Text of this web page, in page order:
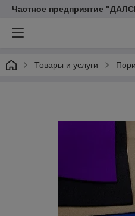
Частное предприятие
Товары и услуги